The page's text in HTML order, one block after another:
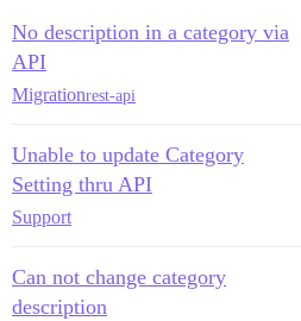
No description in a category via
API
Migrationrest-api
Unable to update Category
Setting thru API
Support
Can not change category
description